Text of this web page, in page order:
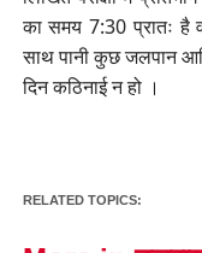
का समय 7:30 प्रातः है
साथ पानी कुछ जलपान
दिन कठिनाई न हो ।
RELATED TOPICS: